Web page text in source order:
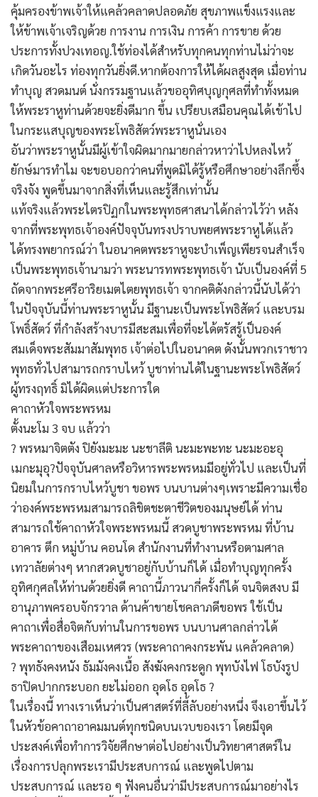
คุ้มครองข้าพเจ้าให้แคล้วคลาดปลอดภัย สุขภาพแข็งแรงและ
ให้ข้าพเจ้าเจริญด้วย การงาน การเงิน การค้า การขาย ด้วย
ประการทั้งปวงเทอญ.ใช้ท่องได้สำหรับทุกคนทุกท่านไม่ว่าจะ
เกิดวันอะไร ท่องทุกวันยิ่งดี.หากต้องการให้ได้ผลสูงสุด เมื่อท่าน
ทำบุญ สวดมนต์ นั่งกรรมฐานแล้วขออุทิศบุญกุศลที่ทำทั้งหมด
ให้พระราหูท่านด้วยจะยิ่งดีมาก ขึ้น เปรียบเสมือนคุณได้เข้าไป
ในกระแสบุญของพระโพธิสัตว์พระราหูนั่นเอง
อันว่าพระราหูนั้นมีผู้เข้าใจผิดมากมายกล่าวหาว่าไปหลงไหว้
ยักษ์มารทำไม จะขอบอกว่าคนที่พูดมิได้รู้หรือศึกษาอย่างลึกซึ้ง
จริงจัง พูดขึ้นมาจากสิ่งที่เห็นและรู้สึกเท่านั้น
แท้จริงแล้วพระไตรปิฏกในพระพุทธศาสนาได้กล่าวไว้ว่า หลัง
จากที่พระพุทธเจ้าองค์ปัจจุบันทรงปราบพยศพระราหูได้แล้ว
ได้ทรงพยากรณ์ว่า ในอนาคตพระราหูจะบำเพ็ญเพียรจนสำเร็จ
เป็นพระพุทธเจ้านามว่า พระนารทพระพุทธเจ้า นับเป็นองค์ที่ 5
ถัดจากพระศรีอาริยเมตไตยพุทธเจ้า จากคติดังกล่าวนี้นับได้ว่า
ในปัจจุบันนี้ท่านพระราหูนั้น มีฐานะเป็นพระโพธิสัตว์ และบรม
โพธิ์สัตว์ ที่กำลังสร้างบารมีสะสมเพื่อที่จะได้ตรัสรู้เป็นองค์
สมเด็จพระสัมมาสัมพุทธ เจ้าต่อไปในอนาคต ดังนั้นพวกเราชาว
พุทธทั่วไปสามารถกราบไหว้ บูชาท่านได้ในฐานะพระโพธิสัตว์
ผู้ทรงฤทธิ์ มิได้ผิดแต่ประการใด
คาถาหัวใจพระพรหม
ตั้งนะโม 3 จบ แล้วว่า
? พรหมาจิตตัง ปิยังมะมะ นะชาลีติ นะมะพะทะ นะมะอะอุ
เมกะมุอุ?ปัจจุบันศาลหรือวิหารพระพรหมมีอยู่ทั่วไป และเป็นที่
นิยมในการกราบไหว้บูชา ขอพร บนบานต่างๆเพราะมีความเชื่อ
ว่าองค์พระพรหมสามารถลิขิตชะตาชีวิตของมนุษย์ได้ ท่าน
สามารถใช้คาถาหัวใจพระพรหมนี้ สวดบูชาพระพรหม ที่บ้าน
อาคาร ตึก หมู่บ้าน คอนโด สำนักงานที่ทำงานหรือตามศาล
เทวาลัยต่างๆ หากสวดบูชาอยู่กับบ้านก็ได้ เมื่อทำบุญทุกครั้ง
อุทิศกุศลให้ท่านด้วยยิ่งดี คาถานี้ภาวนากี่ครั้งก็ได้ จนจิตสงบ มี
อานุภาพครอบจักรวาล ด้านค้าขายโชคลาภดีขอพร ใช้เป็น
คาถาเพื่อสื่อจิตกับท่านในการขอพร บนบานศาลกล่าวได้
พระคาถาของเสือมเหศวร (พระคาถาคงกระพัน แคล้วคลาด)
? พุทธังคงหนัง ธัมมังคงเนื้อ สังฆังคงกระดูก พุทบังไฟ โธบังรูป
ธาปิดปากกระบอก ยะไม่ออก อุดโธ อุดโธ ?
ในเรื่องนี้ ทางเราเห็นว่าเป็นศาสตร์ที่ลี้ลับอย่างหนึ่ง จึงเอาขึ้นไว้
ในหัวข้อคาถาอาคมมนต์ทุกชนิดบนเวบของเรา โดยมีจุด
ประสงค์เพื่อทำการวิจัยศึกษาต่อไปอย่างเป็นวิทยาศาสตร์ใน
เรื่องการปลุกพระเรามีประสบการณ์ และพูดไปตาม
ประสบการณ์ และรอ ๆ ฟังคนอื่นว่ามีประสบการณ์มาอย่างไร